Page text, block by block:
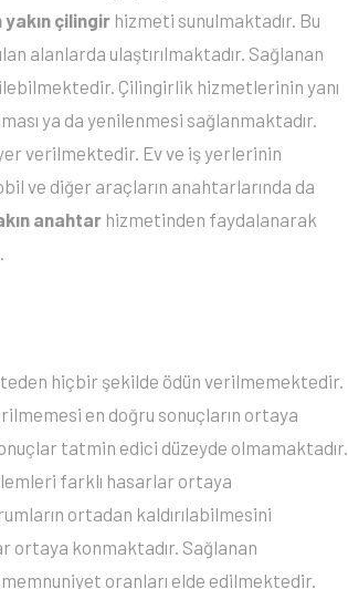
yakın çilingir hizmeti sunulmaktadır. Bu
alanlarda ulaştırılmaktadır. Sağlanan
Çilingirlik hizmetlerinin yanı
ya da yenilenmesi sağlanmaktadır.
verilmektedir. Ev ve iş yerlerinin
ve diğer araçların anahtarlarında da
anahtar hizmetinden faydalanarak
hiçbir şekilde ödün verilmemektedir.
en doğru sonuçların ortaya
tatmin edici düzeyde olmamaktadır.
farklı hasarlar ortaya
ortadan kaldırılabilmesini
ortaya konmaktadır. Sağlanan
oranları elde edilmektedir.